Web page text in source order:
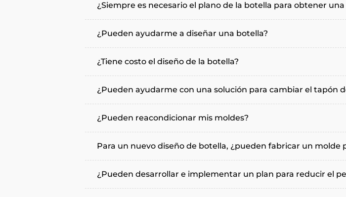
¿Siempre es necesario el plano de la botella para obtener una
¿Pueden ayudarme a diseñar una botella?
¿Tiene costo el diseño de la botella?
¿Pueden ayudarme con una solución para cambiar el tapón
¿Pueden reacondicionar mis moldes?
Para un nuevo diseño de botella, ¿pueden fabricar un molde
¿Pueden desarrollar e implementar un plan para reducir el